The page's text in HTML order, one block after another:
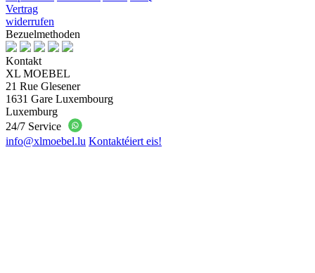
Vertrag
widerrufen
Bezuelmethoden
Kontakt
XL MOEBEL
21 Rue Glesener
1631 Gare Luxembourg
Luxemburg
24/7 Service
info@xlmoebel.lu Kontaktéiert eis!